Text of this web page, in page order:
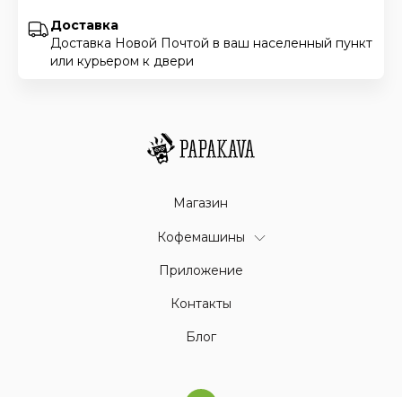
Доставка
Доставка Новой Почтой в ваш населенный пункт
или курьером к двери
Магазин
Кофемашины
Приложение
Контакты
Блог